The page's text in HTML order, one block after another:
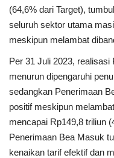
(64,6% dari Target),
seluruh sektor utama
meskipun melambat
Per 31 Juli 2023,
menurun dipengaruhi
sedangkan Penerimaan
positif meskipun
mencapai Rp149,8 triliun
Penerimaan Bea Masuk
kenaikan tarif efektif dan